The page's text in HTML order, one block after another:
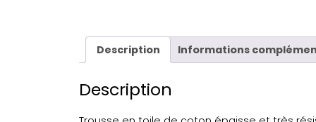
Description Informations
Description